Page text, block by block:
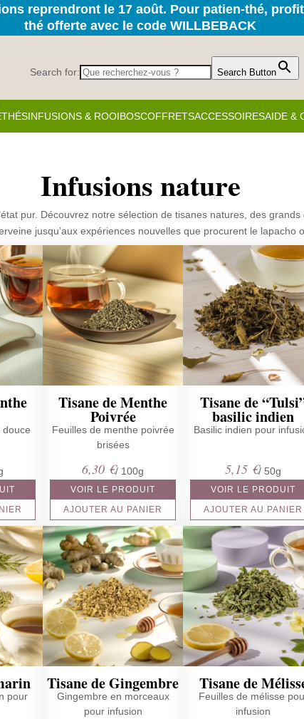
reprendront le 17 août. Pour patien-thé,
thé offerte avec le code WILLBEBACK
Search for: Search Button
THÉSINFUSIONS & ROOIBOSCOFFRETSACCESSOIRESAIDE &
Infusions nature
pur. Découvrez notre sélection de tisanes natures, des
jusqu’aux expériences nouvelles que procurent le lapacho
douce
Tisane de Menthe
Poivrée
Feuilles de menthe poivrée
brisées
6,30 €/ 100g
VOIR LE PRODUIT
AJOUTER AU PANIER
Tisane de
basilic indien
Basilic indien pour
5,15 €/ 50g
VOIR LE PRODUIT
AJOUTER AU PANIER
pour
Tisane de Gingembre
Gingembre en morceaux
pour infusion
Tisane de
Feuilles de mélisse
infusion